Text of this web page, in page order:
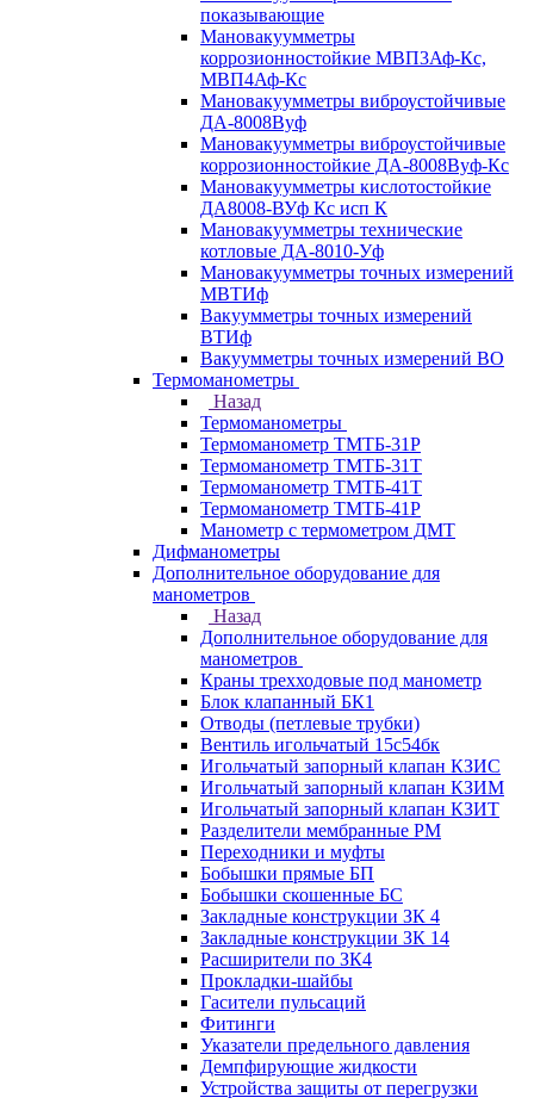
показывающие
Мановакуумметры
коррозионностойкие МВП3Аф-Кс,
МВП4Аф-Кс
Мановакуумметры виброустойчивые
ДА-8008Вуф
Мановакуумметры виброустойчивые
коррозионностойкие ДА-8008Вуф-Кс
Мановакуумметры кислотостойкие
ДА8008-ВУф Кс исп К
Мановакуумметры технические
котловые ДА-8010-Уф
Мановакуумметры точных измерений
МВТИф
Вакуумметры точных измерений
ВТИф
Вакуумметры точных измерений ВО
Термоманометры
Назад
Термоманометры
Термоманометр ТМТБ-31Р
Термоманометр ТМТБ-31Т
Термоманометр ТМТБ-41Т
Термоманометр ТМТБ-41Р
Манометр с термометром ДМТ
Дифманометры
Дополнительное оборудование для
манометров
Назад
Дополнительное оборудование для
манометров
Краны трехходовые под манометр
Блок клапанный БК1
Отводы (петлевые трубки)
Вентиль игольчатый 15с54бк
Игольчатый запорный клапан КЗИС
Игольчатый запорный клапан КЗИМ
Игольчатый запорный клапан КЗИТ
Разделители мембранные РМ
Переходники и муфты
Бобышки прямые БП
Бобышки скошенные БС
Закладные конструкции ЗК 4
Закладные конструкции ЗК 14
Расширители по ЗК4
Прокладки-шайбы
Гасители пульсаций
Фитинги
Указатели предельного давления
Демпфирующие жидкости
Устройства защиты от перегрузки